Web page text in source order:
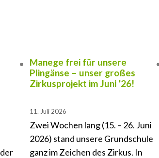
Manege frei für unsere
Plingänse – unser großes
Zirkusprojekt im Juni ’26!
11. Juli 2026
Zwei Wochen lang (15. – 26. Juni
2026) stand unsere Grundschule
ganz im Zeichen des Zirkus. In